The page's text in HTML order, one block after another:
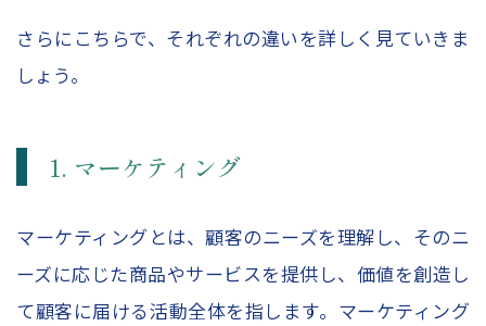
さらにこちらで、それぞれの違いを詳しく見ていきま
しょう。
1. マーケティング
マーケティングとは、顧客のニーズを理解し、そのニ
ーズに応じた商品やサービスを提供し、価値を創造し
て顧客に届ける活動全体を指します。マーケティング